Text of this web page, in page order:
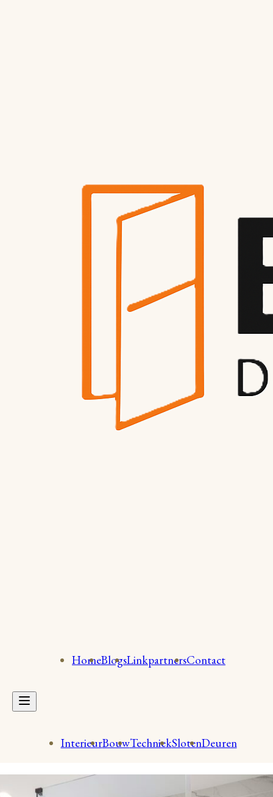
HomeBlogsLinkpartnersContact
InterieurBouwTechniekSlotenDeuren